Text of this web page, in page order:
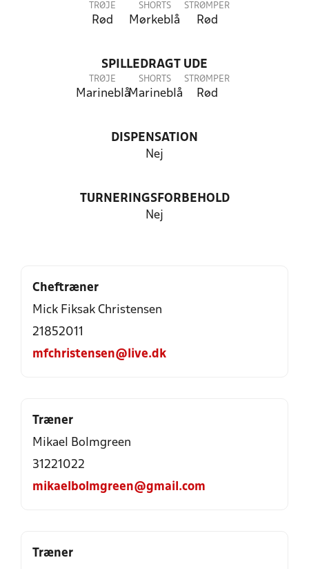
TRØJE
Rød
SHORTS
Mørkeblå
STRØMPER
Rød
SPILLEDRAGT UDE
TRØJE
Marineblå
SHORTS
Marineblå
STRØMPER
Rød
DISPENSATION
Nej
TURNERINGSFORBEHOLD
Nej
Cheftræner
Mick Fiksak Christensen
21852011
mfchristensen@live.dk
Træner
Mikael Bolmgreen
31221022
mikaelbolmgreen@gmail.com
Træner